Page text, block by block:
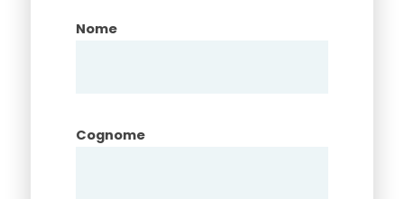
Nome
Cognome